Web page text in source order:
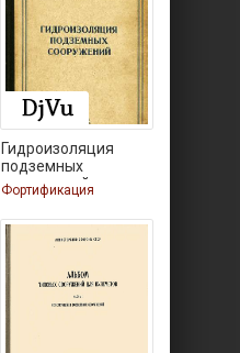
Гидроизоляция
подземных
сооружений
Фортификация